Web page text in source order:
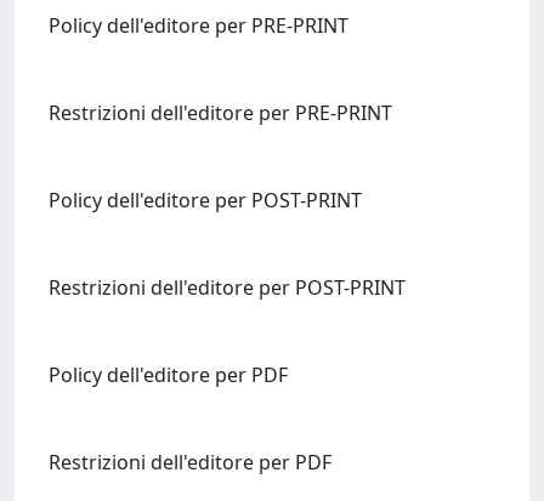
Policy dell'editore per PRE-PRINT
Restrizioni dell'editore per PRE-PRINT
Policy dell'editore per POST-PRINT
Restrizioni dell'editore per POST-PRINT
Policy dell'editore per PDF
Restrizioni dell'editore per PDF